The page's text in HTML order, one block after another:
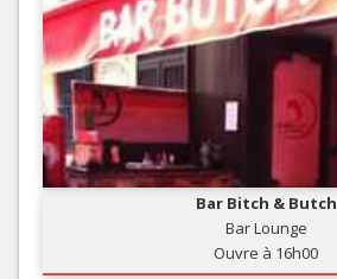
Bar Bitch & Butch
Bar Lounge
Ouvre à 16h00